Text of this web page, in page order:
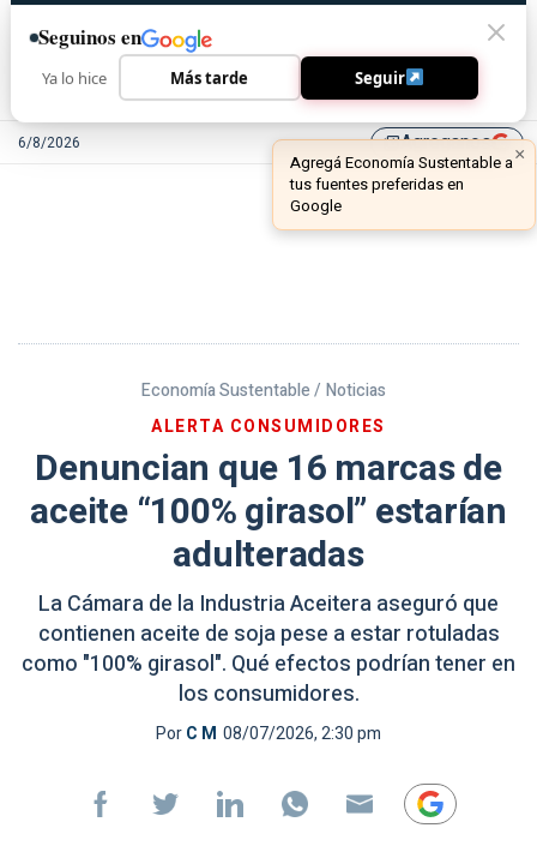
6/8/2026 library_addAgreganos
Economía Sustentable / Noticias
ALERTA CONSUMIDORES
Denuncian que 16 marcas de
aceite “100% girasol” estarían
adulteradas
La Cámara de la Industria Aceitera aseguró que
contienen aceite de soja pese a estar rotuladas
como "100% girasol". Qué efectos podrían tener en
los consumidores.
PorC M 08/07/2026, 2:30 pm
Seguinos en
Ya lo hice Más tarde Seguir